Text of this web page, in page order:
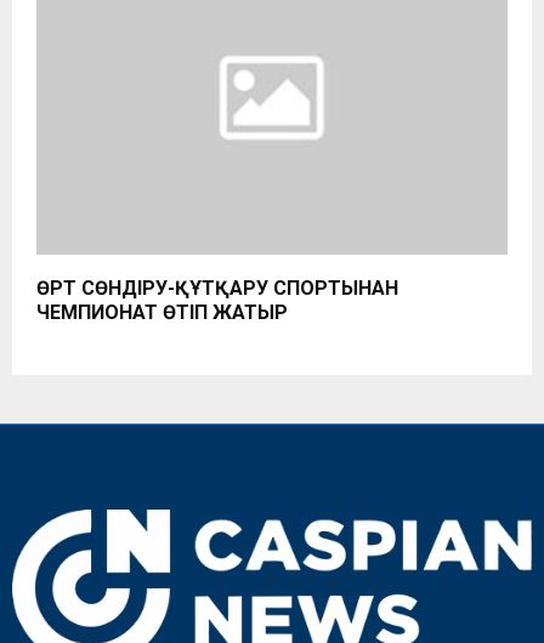
ӨРТ СӨНДІРУ-ҚҰТҚАРУ СПОРТЫНАН
ЧЕМПИОНАТ ӨТІП ЖАТЫР